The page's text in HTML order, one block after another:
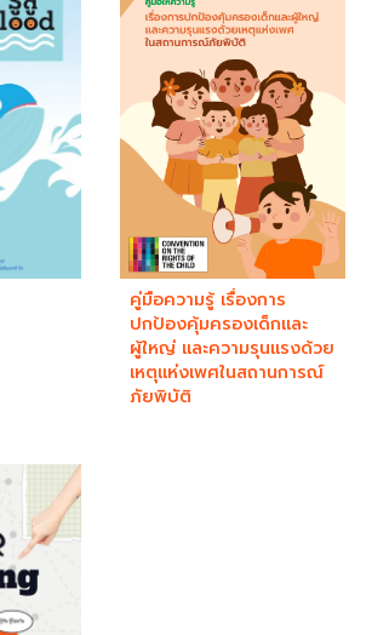
คู่มือความรู้ เรื่องการ
ปกป้องคุ้มครองเด็กและ
ผู้ใหญ่ และความรุนแรงด้วย
เหตุแห่งเพศในสถานการณ์
ภัยพิบัติ